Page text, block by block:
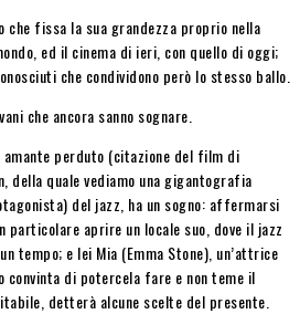
fissa la sua grandezza proprio nella
ed il cinema di ieri, con quello di oggi;
che condividono però lo stesso ballo.
che ancora sanno sognare.
amante perduto (citazione del film di
della quale vediamo una gigantografia
del jazz, ha un sogno: affermarsi
particolare aprire un locale suo, dove il jazz
tempo; e lei Mia (Emma Stone), un’attrice
convinta di potercela fare e non teme il
detterà alcune scelte del presente.